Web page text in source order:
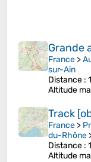
Grande
France >
sur-Ain
Distance :
Altitude
Track
France >
du-Rhône
Distance :
Altitude